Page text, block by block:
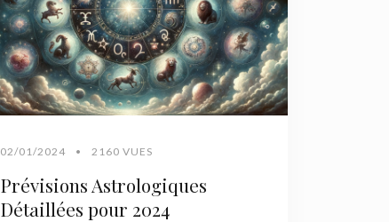
02/01/2024 • 2160 VUES
Prévisions Astrologiques
Détaillées pour 2024